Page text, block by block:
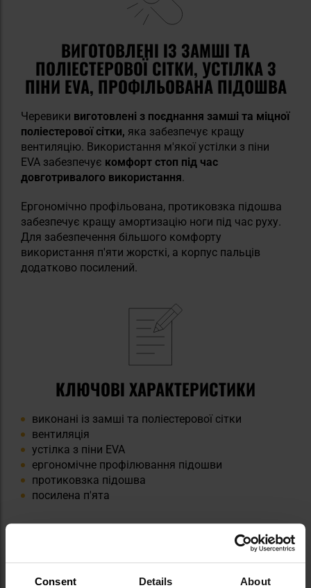
Consent Details About
ВИГОТОВЛЕНІ ІЗ ЗАМШІ ТА
ПОЛІЕСТЕРОВОЇ СІТКИ, УСТІЛКА З
ПІНИ EVA, ПРОФІЛЬОВАНА ПІДОШВА
Черевики виготовлені з поєднання замші та міцної
поліестерової сітки, яка забезпечує кращу
вентиляцію. Використання м'якої устілки з піни
EVA забезпечує комфорт стоп під час
довготривалого використання.
Ергономічно профільована, протиковзка підошва
забезпечує кращу амортизацію ноги під час руху.
Для забезпечення більшого комфорту
використання п'яти жорсткі, а корпус пальців
додатково посилений.
КЛЮЧОВІ ХАРАКТЕРИСТИКИ
виконані із замші та поліестерової сітки
вентиляція
устілка з піни EVA
ергономічне профілювання підошви
протиковзка підошва
посилена п'ята